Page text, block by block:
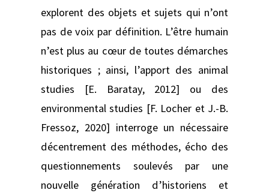
explorent des objets et sujets qui n’ont
pas de voix par définition. L’être humain
n’est plus au cœur de toutes démarches
historiques ; ainsi, l’apport des animal
studies [E. Baratay, 2012] ou des
environmental studies [F. Locher et J.-B.
Fressoz, 2020] interroge un nécessaire
décentrement des méthodes, écho des
questionnements soulevés par une
nouvelle génération d’historiens et